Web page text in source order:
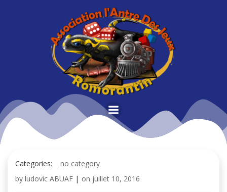
Aller
au
contenu
Categories:
no category
by ludovic ABUAF | on juillet 10, 2016